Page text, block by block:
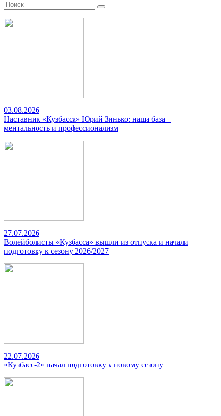
03.08.2026
Наставник «Кузбасса» Юрий Зинько: наша база –
ментальность и профессионализм
27.07.2026
Волейболисты «Кузбасса» вышли из отпуска и начали
подготовку к сезону 2026/2027
22.07.2026
«Кузбасс-2» начал подготовку к новому сезону